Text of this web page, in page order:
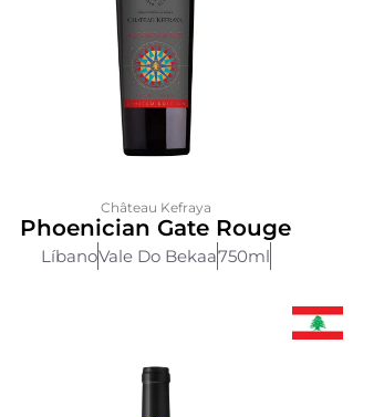
Château Kefraya
Phoenician Gate Rouge
LíbanoVale Do Bekaa750ml